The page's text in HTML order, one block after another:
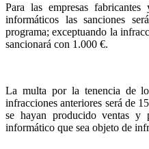
Para las empresas
informáticos las sanciones
programa; exceptuando la
sancionará con 1.000 €.
La multa por la tenencia de
infracciones anteriores será de
se hayan producido ventas y
informático que sea objeto de